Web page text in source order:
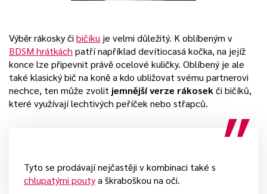
Výběr rákosky či bičíku je velmi důležitý. K oblíbeným v
BDSM hrátkách patří například devítiocasá kočka, na jejíž
konce lze připevnit právě ocelové kuličky. Oblíbený je ale
také klasický bič na koně a kdo ubližovat svému partnerovi
nechce, ten může zvolit jemnější verze rákosek či bičíků,
které využívají lechtivých peříček nebo střapců.
Tyto se prodávají nejčastěji v kombinaci také s
chlupatými poutya škraboškou na oči.